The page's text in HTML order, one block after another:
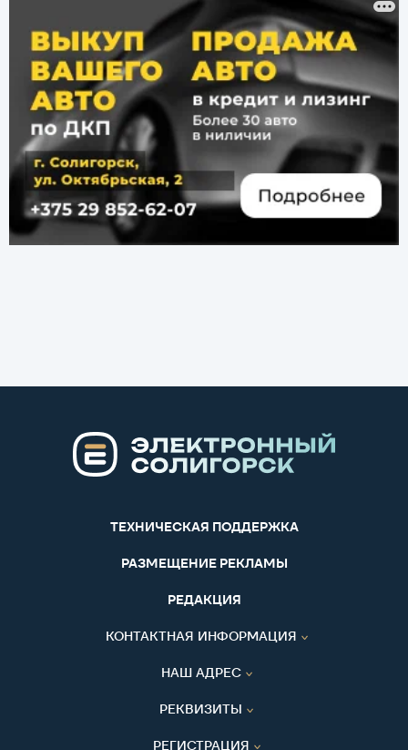
ТЕХНИЧЕСКАЯ ПОДДЕРЖКА
РАЗМЕЩЕНИЕ РЕКЛАМЫ
РЕДАКЦИЯ
КОНТАКТНАЯ ИНФОРМАЦИЯ
НАШ АДРЕС
РЕКВИЗИТЫ
РЕГИСТРАЦИЯ